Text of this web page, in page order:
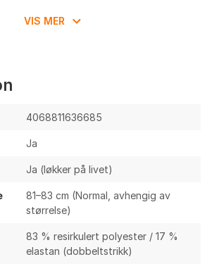
forsterkninger på knær/sete;
ved kontakt med stein/kratt
(81–83 cm) kan oppleves lang for
om snøring i livet; kan påvirke
tung lommebruk
& anbefalinger
VIS MER
4068811636685
Ja
Ja (løkker på livet)
81–83 cm (Normal, avhengig av
størrelse)
83 % resirkulert polyester / 17 %
elastan (dobbeltstrikk)